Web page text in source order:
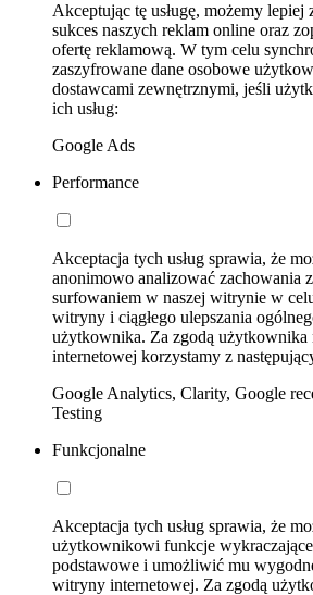
Akceptując tę usługę, możemy lepiej
sukces naszych reklam online oraz
ofertę reklamową. W tym celu
zaszyfrowane dane osobowe
dostawcami zewnętrznymi, jeśli
ich usług:
Google Ads
Performance
Akceptacja tych usług sprawia, że
anonimowo analizować zachowania
surfowaniem w naszej witrynie w
witryny i ciągłego ulepszania
użytkownika. Za zgodą użytkownika
internetowej korzystamy z
Google Analytics, Clarity, Google
Testing
Funkcjonalne
Akceptacja tych usług sprawia, że
użytkownikowi funkcje
podstawowe i umożliwić mu
witryny internetowej. Za zgodą